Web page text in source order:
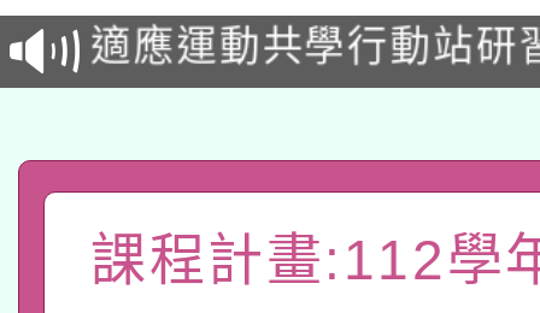
招甄選結果公告(無人
招)
適應運動共學行動站研
本館辦理115年度閱讀
暨閱讀推動專業研習
科技賦能─人工智慧
「數位內容與教學軟體
課程計畫:112學